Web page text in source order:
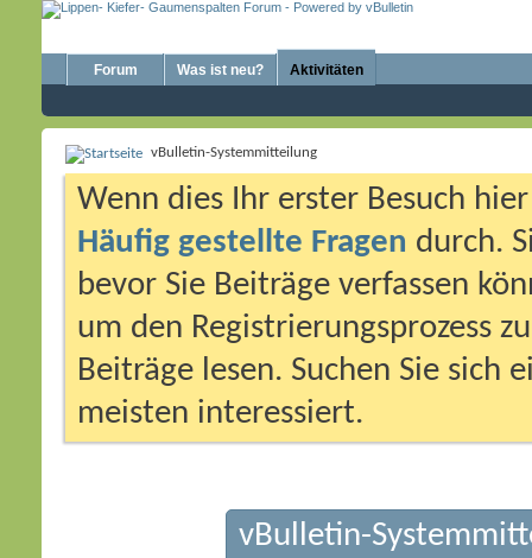
Forum Was ist neu? Aktivitäten
vBulletin-Systemmitteilung
Wenn dies Ihr erster Besuch
Häufig gestellte Fragen durch.
bevor Sie Beiträge verfassen
um den Registrierungsprozess
Beiträge lesen. Suchen Sie sich
meisten interessiert.
vBulletin-